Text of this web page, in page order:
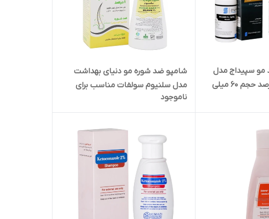
مو سپیداج مدل
ماینوکسیدیل 5 درصد حجم 60 میلی
شامپو ضد شوره مو دنیای بهداشت
مدل سلنیوم سولفات مناسب برای
موهای دارای شوره حجم 150 میلی لیتر
ناموجود